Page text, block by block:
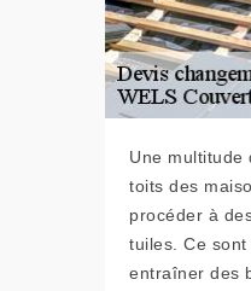
Une multitude
toits des
procéder à
tuiles. Ce
entraîner des